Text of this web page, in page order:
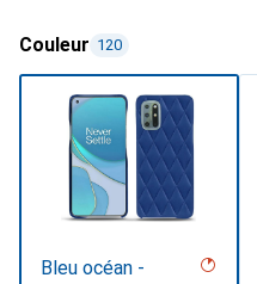
Couleur 120
Bleu océan -